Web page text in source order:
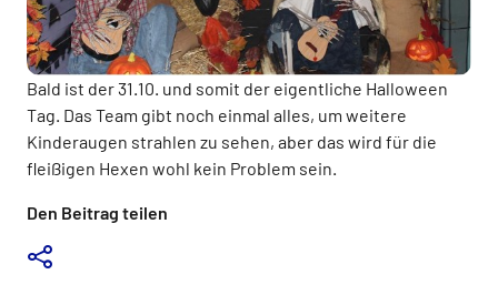
Den Beitrag teilen
Bald ist der 31.10. und somit der eigentliche Halloween
Tag. Das Team gibt noch einmal alles, um weitere
Kinderaugen strahlen zu sehen, aber das wird für die
fleißigen Hexen wohl kein Problem sein.